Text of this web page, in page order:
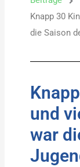
Knapp 30
die Saison
und
war